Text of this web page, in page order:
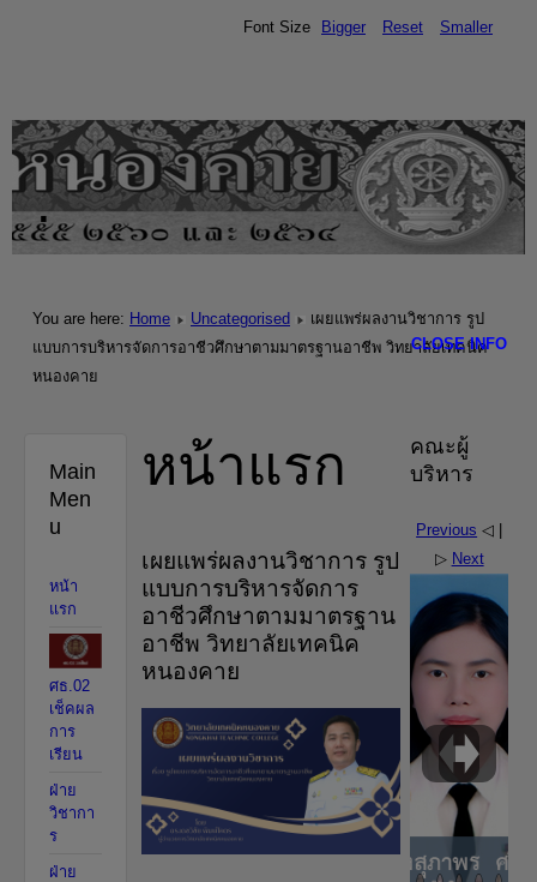
.
Font Size Bigger Reset Smaller
You are here: Home Uncategorised
เผยแพร่ผลงานวิชาการ รูป
แบบการบริหารจัดการอาชีวศึกษาตามมาตรฐานอาชีพ วิทยาลัยเทคนิค
หนองคาย
Main
Men
u
หน้า
แรก
ศธ.02
เช็คผล
การ
เรียน
ฝ่าย
วิชากา
ร
ฝ่าย
หน้าแรก
เผยแพร่ผลงานวิชาการ รูป
แบบการบริหารจัดการ
อาชีวศึกษาตามมาตรฐาน
อาชีพ วิทยาลัยเทคนิค
หนองคาย
CLOSE INFO
คณะผู้
บริหาร
Previous ◁ |
▷ Next